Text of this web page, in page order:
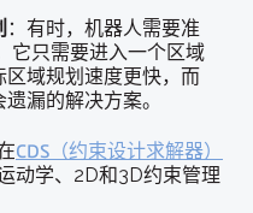
：有时，机器人需要准
它只需要进入一个区域
区域规划速度更快，而
漏的解决方案。
CDS（约束设计求解器）
动学、2D和3D约束管理